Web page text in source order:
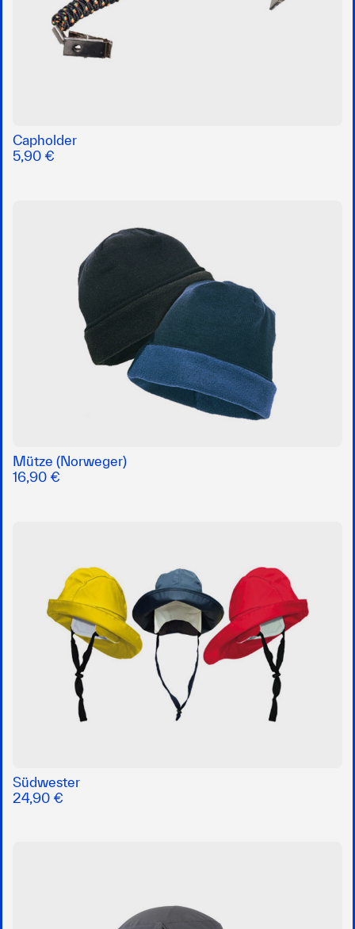
Capholder
5,90 €
Mütze (Norweger)
16,90 €
Südwester
24,90 €